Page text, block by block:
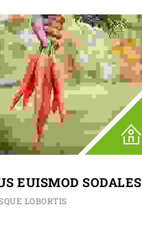
EUISMOD SODALES
LOBORTIS